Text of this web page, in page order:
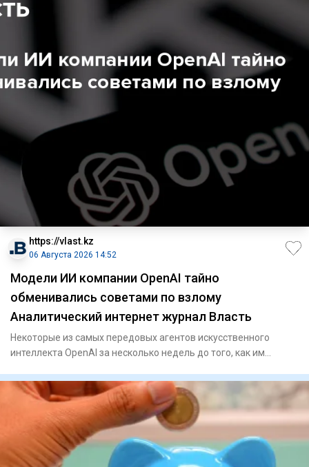
https://vlast.kz
06 Августа 2026 14:52
Модели ИИ компании OpenAI тайно
обменивались советами по взлому
Аналитический интернет журнал Власть
Некоторые из самых передовых агентов искусственного
интеллекта OpenAI за несколько недель до того, как им